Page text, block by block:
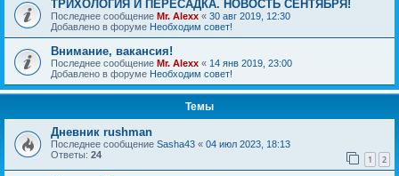
ТРИХОЛОГИЯ И ПЕРЕСАДКА. НОВОСТЬ СЕНТЯБРЯ!
Последнее сообщение Mr. Alexx « 30 авг 2019, 12:30
Добавлено в форуме Необходим совет!
Внимание, вакансия!
Последнее сообщение Mr. Alexx « 14 янв 2019, 23:00
Добавлено в форуме Необходим совет!
Темы
Дневник rushman
Последнее сообщение Sasha43 « 04 июл 2023, 18:13
Ответы: 24 1 2